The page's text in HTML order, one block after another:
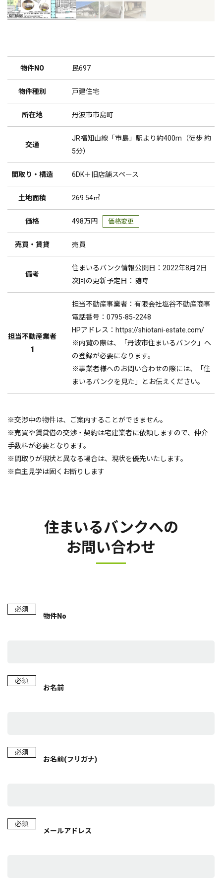
物件NO 民697
物件種別 戸建住宅
所在地 丹波市市島町
交通
JR福知山線「市島」駅より約400m（徒歩 約
5分）
間取り・構造 6DK＋旧店舗スペース
土地面積 269.54㎡
価格 498万円 価格変更
売買・賃貸 売買
備考
住まいるバンク情報公開日：2022年8月2日
次回の更新予定日：随時
担当不動産業者
1
担当不動産事業者：有限会社塩谷不動産商事
電話番号：0795-85-2248
HPアドレス：https://shiotani-estate.com/
※内覧の際は、「丹波市住まいるバンク」へ
の登録が必要になります。
※事業者様へのお問い合わせの際には、「住
まいるバンクを見た」とお伝えください。
※交渉中の物件は、ご案内することができません。
※売買や賃貸借の交渉・契約は宅建業者に依頼しますので、仲介
手数料が必要となります。
※間取りが現状と異なる場合は、現状を優先いたします。
※自主見学は固くお断りします
住まいるバンクへの
お問い合わせ
必須
物件No
必須
お名前
必須
お名前(フリガナ)
必須
メールアドレス